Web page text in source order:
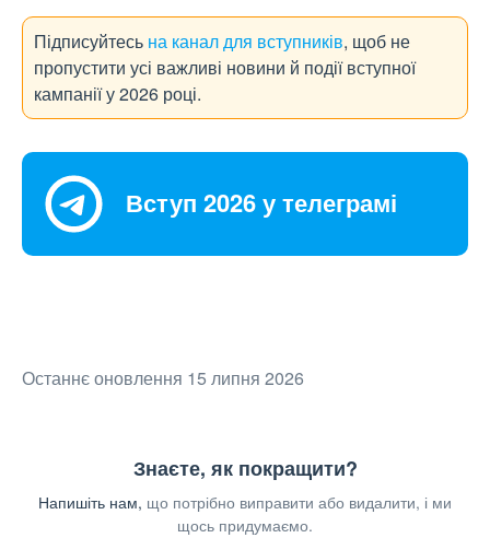
Підписуйтесь на канал для вступників, щоб не
пропустити усі важливі новини й події вступної
кампанії у 2026 році.
Вступ 2026 у телеграмі
Останнє оновлення 15 липня 2026
Знаєте, як покращити?
Напишіть нам, що потрібно виправити або видалити, і ми
щось придумаємо.